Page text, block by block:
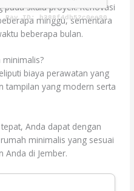
skala proyek. Renovasi
minggu, sementara
beberapa bulan.
biaya perawatan yang
tampilan yang modern serta
Anda dapat dengan
minimalis yang sesuai
Anda di Jember.